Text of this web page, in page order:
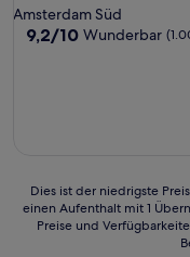
Sterne-
Unterkunft
Amsterdam Süd
9.2
9,2/10 Wunderbar
Dies
ist
Dies ist der niedrigste
einen Aufenthalt mit 1
Preise und